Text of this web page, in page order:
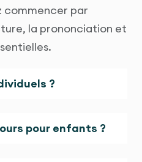
commencer par
la prononciation et
?
pour enfants ?